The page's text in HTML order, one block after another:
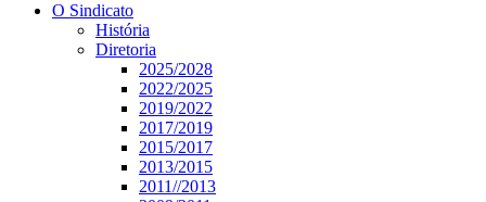
O Sindicato
História
Diretoria
2025/2028
2022/2025
2019/2022
2017/2019
2015/2017
2013/2015
2011//2013